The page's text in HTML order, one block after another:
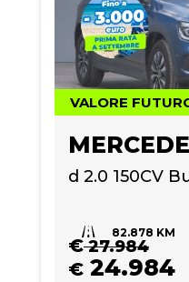
VALORE
d 2.0 150CV
82.878 KM
€27.984
€ 24.984